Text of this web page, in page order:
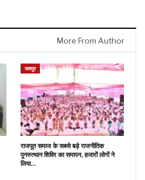
More From Author
जयपुर
राजपूत समाज के सबसे बड़े राजनीतिक
पुनरुत्थान शिविर का समापन, हजारों लोगों ने
लिया…